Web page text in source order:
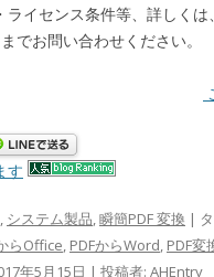
イセンス条件等、詳しくは、
までお問い合わせください。
す
システム製品 瞬簡PDF 変換 |
らOffice PDFからWord PDF変
年5月15日 | 投稿者: AHEntry